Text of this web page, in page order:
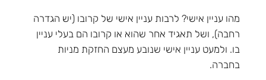
מהו עניין אישי? לרבות עניין אישי של קרובו (יש הגדרה
רחבה), ושל תאגיד אחר שהוא או קרובו הם בעלי עניין
בו. ולמעט עניין אישי שנובע מעצם החזקת מניות
בחברה.